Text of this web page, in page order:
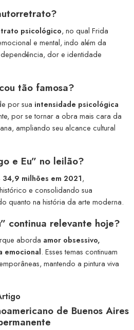
psicológico, no qual Frida
e mental, indo além da
dor e identidade
tão famosa?
por sua intensidade psicológica
por se tornar a obra mais cara da
ampliando seu alcance cultural
e Eu” no leilão?
34,9 milhões em 2021,
e consolidando sua
quanto na história da arte moderna.
continua relevante hoje?
aborda amor obsessivo,
emocional. Esses temas continuam
mantendo a pintura viva
de Buenos Aires